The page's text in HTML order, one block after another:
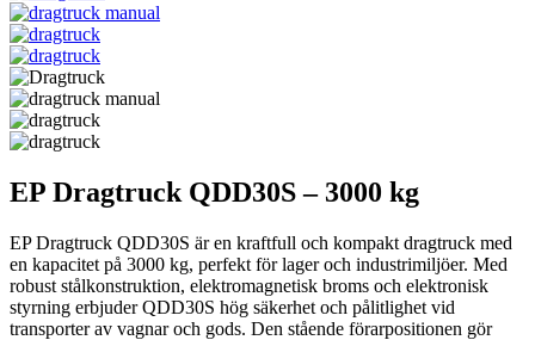
EP Dragtruck QDD30S – 3000 kg
EP Dragtruck QDD30S är en kraftfull och kompakt dragtruck med
en kapacitet på 3000 kg, perfekt för lager och industrimiljöer. Med
robust stålkonstruktion, elektromagnetisk broms och elektronisk
styrning erbjuder QDD30S hög säkerhet och pålitlighet vid
transporter av vagnar och gods. Den stående förarpositionen gör